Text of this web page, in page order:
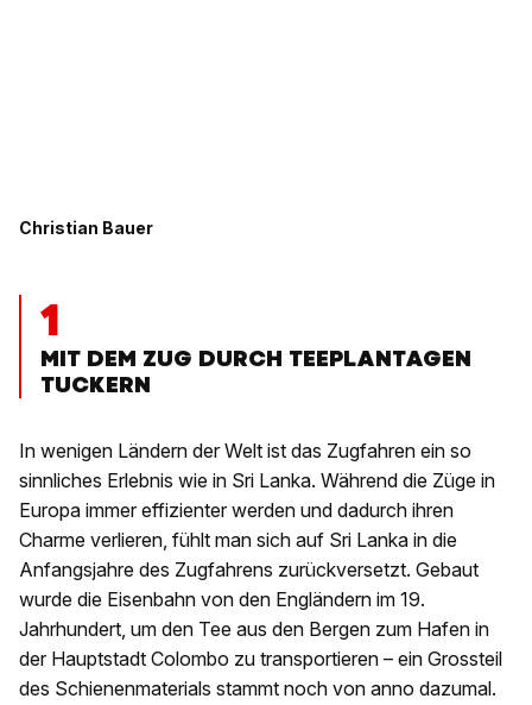
Christian Bauer
1
MIT DEM ZUG DURCH TEEPLANTAGEN
TUCKERN
In wenigen Ländern der Welt ist das Zugfahren ein so
sinnliches Erlebnis wie in Sri Lanka. Während die Züge in
Europa immer effizienter werden und dadurch ihren
Charme verlieren, fühlt man sich auf Sri Lanka in die
Anfangsjahre des Zugfahrens zurückversetzt. Gebaut
wurde die Eisenbahn von den Engländern im 19.
Jahrhundert, um den Tee aus den Bergen zum Hafen in
der Hauptstadt Colombo zu transportieren – ein Grossteil
des Schienenmaterials stammt noch von anno dazumal.